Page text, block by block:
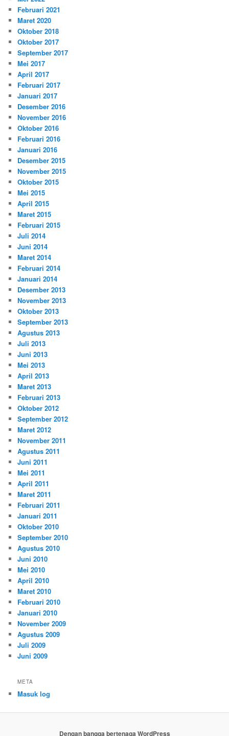
Februari 2021
Maret 2020
Oktober 2018
Oktober 2017
September 2017
Mei 2017
April 2017
Februari 2017
Januari 2017
Desember 2016
November 2016
Oktober 2016
Februari 2016
Januari 2016
Desember 2015
November 2015
Oktober 2015
Mei 2015
April 2015
Maret 2015
Februari 2015
Juli 2014
Juni 2014
Maret 2014
Februari 2014
Januari 2014
Desember 2013
November 2013
Oktober 2013
September 2013
Agustus 2013
Juli 2013
Juni 2013
Mei 2013
April 2013
Maret 2013
Februari 2013
Oktober 2012
September 2012
Maret 2012
November 2011
Agustus 2011
Juni 2011
Mei 2011
April 2011
Maret 2011
Februari 2011
Januari 2011
Oktober 2010
September 2010
Agustus 2010
Juni 2010
Mei 2010
April 2010
Maret 2010
Februari 2010
Januari 2010
November 2009
Agustus 2009
Juli 2009
Juni 2009
META
Masuk log
Dengan bangga bertenaga WordPress